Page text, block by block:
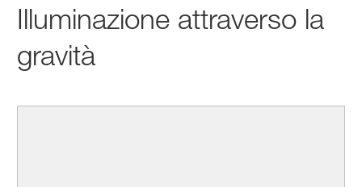
Illuminazione attraverso la
gravità